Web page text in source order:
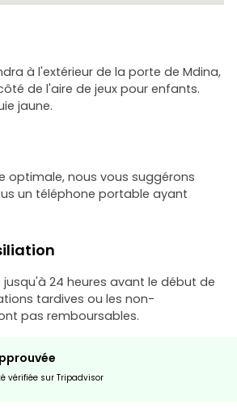
à l'extérieur de la porte de Mdina,
de l'aire de jeux pour enfants.
jaune.
optimale, nous vous suggérons
un téléphone portable ayant
24 heures avant le début de
tardives ou les non-
pas remboursables.
vérifiée sur Tripadvisor